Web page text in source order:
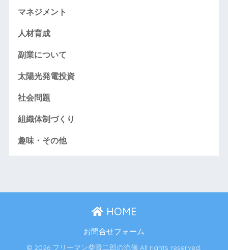
マネジメント
人材育成
副業について
太陽光発電投資
社会問題
組織体制づくり
趣味・その他
HOME
お問合せフォーム
© 2026 フリーマン柴賢二郎の流儀 All rights reserved.